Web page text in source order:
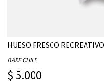
HUESO FRESCO RECREATIVO
BARF CHILE
$ 5.000